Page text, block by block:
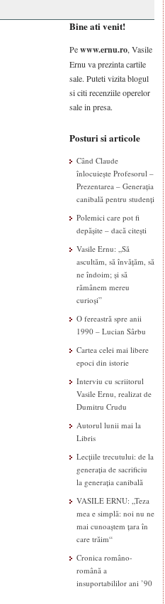
Bine ati venit!
Pewww.ernu.ro, Vasile
Ernu va prezinta cartile
sale. Puteti vizita blogul
si citi recenziile operelor
sale in presa.
Posturi si articole
Când Claude
înlocuiește Profesorul –
Prezentarea – Generația
canibală pentru studenți
Polemici care pot fi
depășite – dacă citești
Vasile Ernu: „Să
ascultăm, să învățăm, să
ne îndoim; și să
rămânem mereu
curioși”
O fereastră spre anii
1990 – Lucian Sârbu
Cartea celei mai libere
epoci din istorie
Interviu cu scriitorul
Vasile Ernu, realizat de
Dumitru Crudu
Autorul lunii mai la
Libris
Lecțiile trecutului: de la
generația de sacrificiu
la generația canibală
VASILE ERNU: „Teza
mea e simplă: noi nu ne
mai cunoaștem țara în
care trăim“
Cronica româno-
română a
insuportabililor ani ’90